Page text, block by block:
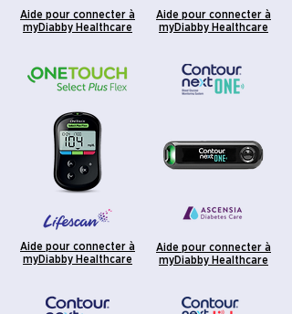
Aide pour connecter à
myDiabby Healthcare
Aide pour connecter à
myDiabby Healthcare
Aide pour connecter à
myDiabby Healthcare
Aide pour connecter à
myDiabby Healthcare